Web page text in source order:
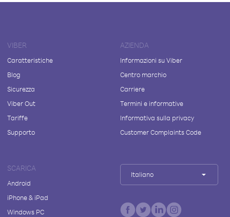
VIBER
Caratteristiche
Blog
Sicurezza
Viber Out
Tariffe
Supporto
AZIENDA
Informazioni su Viber
Centro marchio
Carriere
Termini e informative
Informativa sulla privacy
Customer Complaints Code
SCARICA
Android
iPhone & iPad
Windows PC
Italiano